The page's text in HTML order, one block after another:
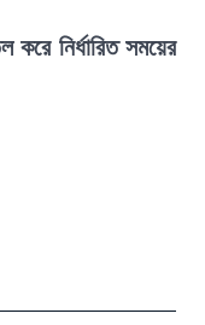
নির্ধারিত সময়ের